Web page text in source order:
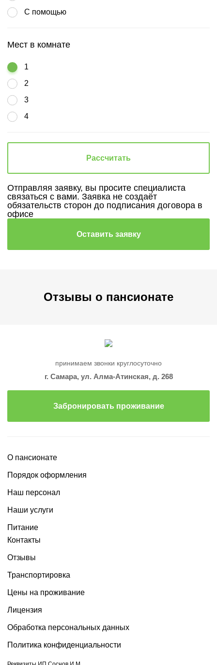
С помощью
Мест в комнате
1
2
3
4
Рассчитать
Отправляя заявку, вы просите специалиста
связаться с вами. Заявка не создаёт
обязательств сторон до подписания договора в
офисе
Отзывы о пансионате
г. Самара, ул. Алма-Атинская, д. 268
принимаем звонки круглосуточно
Забронировать проживание
О пансионате
Порядок оформления
Наш персонал
Наши услуги
Питание
Контакты
Отзывы
Транспортировка
Цены на проживание
Лицензия
Обработка персональных данных
Политика конфиденциальности